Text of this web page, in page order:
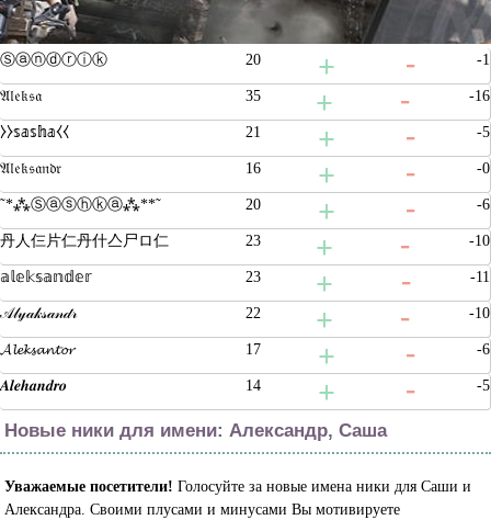
Ⓢⓐⓝⓓⓡⓘⓚ 20 -1
𝔄𝔩𝔢𝔨𝔰𝔞 35 -16
⧽⧽𝕤𝕒𝕤𝕙𝕒⧼⧼ 21 -5
𝔄𝔩𝔢𝔨𝔰𝔞𝔫𝔡𝔯 16 -0
˜*⁂Ⓢⓐⓢⓗⓚⓐ⁂**˜ 20 -6
丹人仨片仁丹什亼尸ロ仁 23 -10
𝕒𝕝𝕖𝕜𝕤𝕒𝕟𝕕𝕖𝕣 23 -11
𝒜𝓁𝓎𝒶𝓀𝓈𝒶𝓃𝒹𝓇 22 -10
𝓐𝓵𝓮𝓴𝓼𝓪𝓷𝓽𝓸𝓻 17 -6
𝑨𝒍𝒆𝒉𝒂𝒏𝒅𝒓𝒐 14 -5
Новые ники для имени: Александр, Саша
Уважаемые посетители! Голосуйте за новые имена ники для Саши и
Александра. Своими плусами и минусами Вы мотивируете